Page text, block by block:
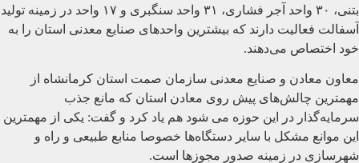
بتنی، ۳۰ واحد آجر فشاری، ۳۱ واحد سنگبری و ۱۷ واحد در زمینه تولید
آسفالت فعالیت دارند که بیشترین واحدهای صنایع معدنی استان را به
خود اختصاص می‌دهند.
معاون معادن و صنایع معدنی سازمان صمت استان کرمانشاه از
مهمترین چالش‌های پیش روی معادن استان که مانع جذب
سرمایه‌گذار در این حوزه می شود هم یاد کرد و گفت: یکی از مهمترین
این موانع مشکل با سایر دستگاه‌ها خصوصا منابع طبیعی و راه و
شهرسازی در زمینه صدور مجوزها است.